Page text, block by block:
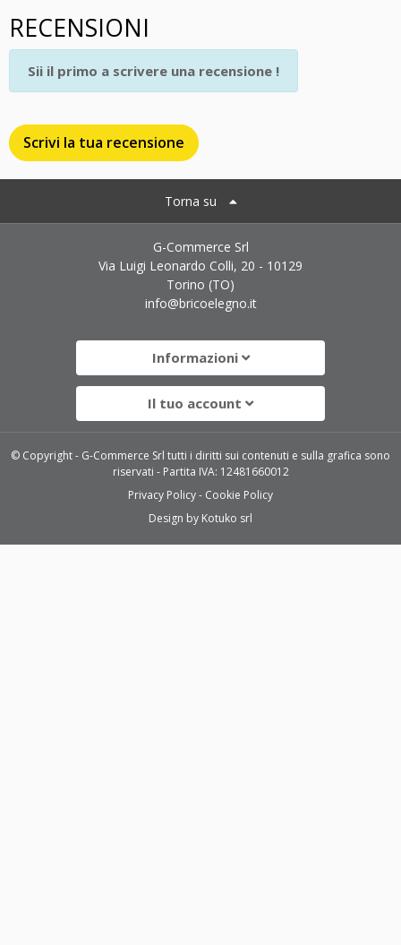
RECENSIONI
Scrivi la tua recensione
Sii il primo a scrivere una recensione !
Torna su
G-Commerce Srl
Via Luigi Leonardo Colli, 20 - 10129
Torino (TO)
info@bricoelegno.it
Informazioni
Il tuo account
© Copyright - G-Commerce Srl tutti i diritti sui contenuti e sulla grafica sono
riservati - Partita IVA: 12481660012
Privacy Policy
Cookie Policy
Design by Kotuko srl